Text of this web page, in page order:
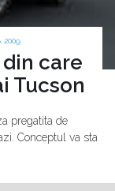
2009
care
Tucson
pregatita de
Conceptul va sta